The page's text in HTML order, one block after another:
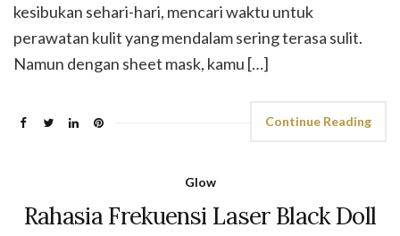
kesibukan sehari-hari, mencari waktu untuk
perawatan kulit yang mendalam sering terasa sulit.
Namun dengan sheet mask, kamu […]
Continue Reading
Glow
Rahasia Frekuensi Laser Black Doll